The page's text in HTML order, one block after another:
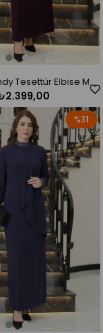
Efsane Candy Tesettür Elbise Mürdüm
%31